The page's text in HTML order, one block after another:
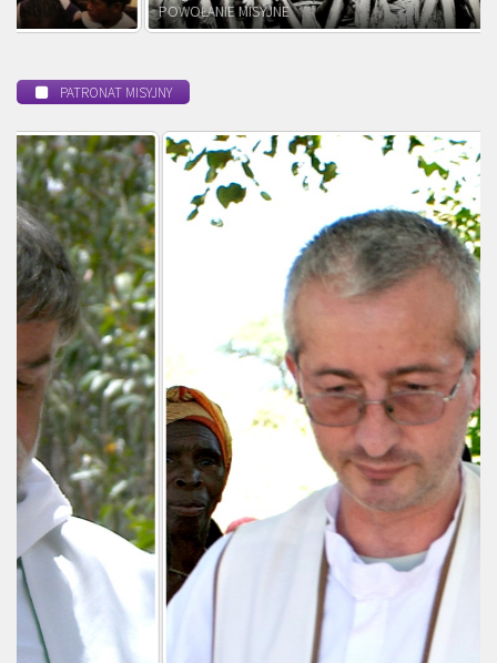
POWOŁANIE MISYJNE
PATRONAT MISYJNY